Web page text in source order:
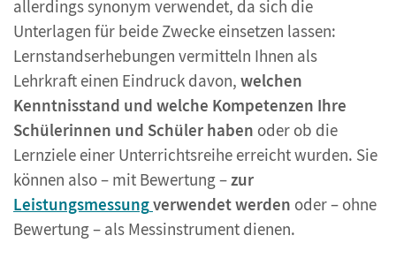
allerdings synonym verwendet, da sich die
Unterlagen für beide Zwecke einsetzen lassen:
Lernstandserhebungen vermitteln Ihnen als
Lehrkraft einen Eindruck davon, welchen
Kenntnisstand und welche Kompetenzen Ihre
Schülerinnen und Schüler haben oder ob die
Lernziele einer Unterrichtsreihe erreicht wurden. Sie
können also – mit Bewertung –zur
Leistungsmessungverwendet werden oder – ohne
Bewertung – als Messinstrument dienen.